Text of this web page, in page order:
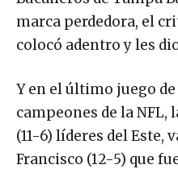
marca perdedora, el
colocó adentro y les
Y en el último juego de
campeones de la NFL,
(11-6) líderes del Este,
Francisco (12-5) que